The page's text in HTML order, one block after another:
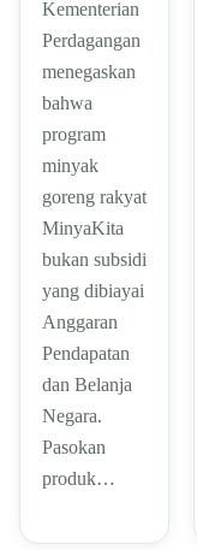
Kementerian
Perdagangan
menegaskan
bahwa
program
minyak
goreng rakyat
MinyaKita
bukan subsidi
yang dibiayai
Anggaran
Pendapatan
dan Belanja
Negara.
Pasokan
produk…